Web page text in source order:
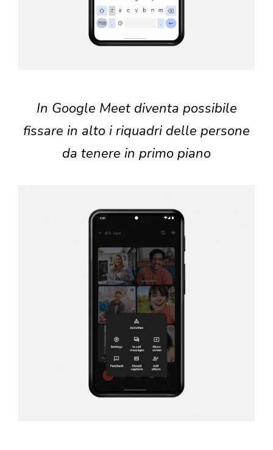
In Google Meet diventa possibile
fissare in alto i riquadri delle persone
da tenere in primo piano